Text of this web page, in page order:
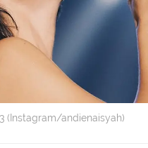
(Instagram/andienaisyah)